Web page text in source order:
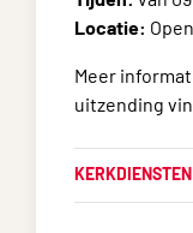
Locatie:
Meer
uitzending
KERKDIENSTEN